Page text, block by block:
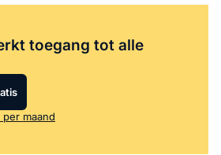
toegang tot alle
maand